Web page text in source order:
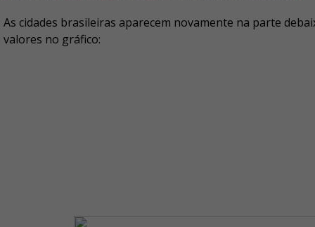
As cidades brasileiras aparecem novamente na parte
valores no gráfico: